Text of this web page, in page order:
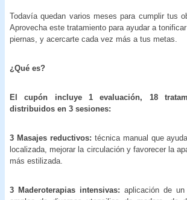
Todavía quedan varios meses para cumplir tus
Aprovecha este tratamiento para ayudar a
piernas, y acercarte cada vez más a tus metas.
¿Qué es?
El cupón incluye 1 evaluación, 18
distribuidos en 3 sesiones:
3 Masajes reductivos: técnica manual que
localizada, mejorar la circulación y favorecer la
más estilizada.
3 Maderoterapias intensivas: aplicación de